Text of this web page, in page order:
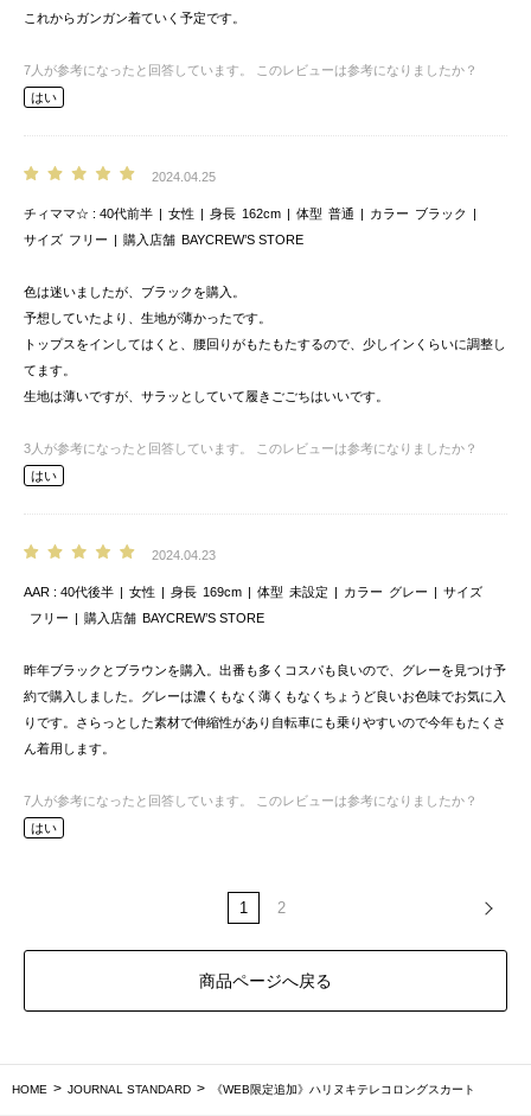
これからガンガン着ていく予定です。
7 人が参考になったと回答しています。
このレビューは参考になりましたか？
はい
2024.04.25
チィママ☆ 40代前半 女性 身長 162cm 体型 普通 カラー ブラック
サイズ フリー 購入店舗 BAYCREW’S STORE
色は迷いましたが、ブラックを購入。
予想していたより、生地が薄かったです。
トップスをインしてはくと、腰回りがもたもたするので、少しインくらいに調整し
てます。
生地は薄いですが、サラッとしていて履きごごちはいいです。
3 人が参考になったと回答しています。
このレビューは参考になりましたか？
はい
2024.04.23
AAR 40代後半 女性 身長 169cm 体型 未設定 カラー グレー
サイズ
フリー
購入店舗 BAYCREW’S STORE
昨年ブラックとブラウンを購入。出番も多くコスパも良いので、グレーを見つけ予
約で購入しました。グレーは濃くもなく薄くもなくちょうど良いお色味でお気に入
りです。さらっとした素材で伸縮性があり自転車にも乗りやすいので今年もたくさ
ん着用します。
7 人が参考になったと回答しています。
このレビューは参考になりましたか？
はい
1 2
商品ページへ戻る
HOME JOURNAL STANDARD 《WEB限定追加》ハリヌキテレコロングスカート